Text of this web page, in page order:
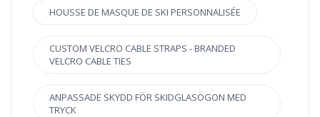
HOUSSE DE MASQUE DE SKI PERSONNALISÉE
CUSTOM VELCRO CABLE STRAPS - BRANDED
VELCRO CABLE TIES
ANPASSADE SKYDD FÖR SKIDGLASÖGON MED
TRYCK